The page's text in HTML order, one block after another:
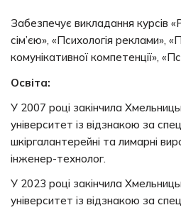
Забезпечує викладання курсів
сім’єю», «Психологія реклами»,
комунікативної компетенції»,
Освіта:
У 2007 році закінчила
університет із відзнакою за
шкіргалантерейні та лимарні
інженер-технолог.
У 2023 році закінчила
університет із відзнакою за